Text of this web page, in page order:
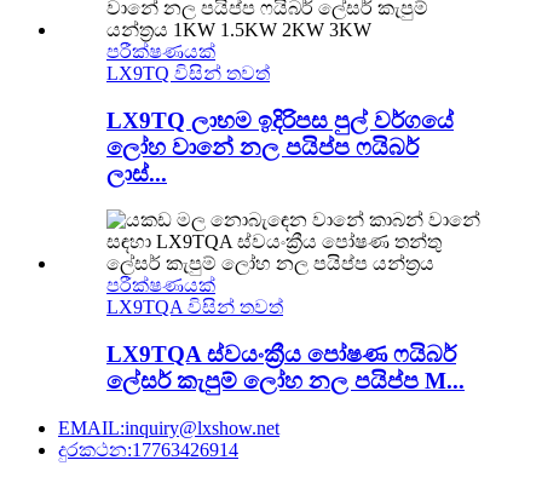
පරීක්ෂණයක්
LX9TQ විසින් තවත්
LX9TQ ලාභම ඉදිරිපස පුල් වර්ගයේ
ලෝහ වානේ නල පයිප්ප ෆයිබර්
ලාස්...
පරීක්ෂණයක්
LX9TQA විසින් තවත්
LX9TQA ස්වයංක්‍රීය පෝෂණ ෆයිබර්
ලේසර් කැපුම් ලෝහ නල පයිප්ප M...
EMAIL:inquiry@lxshow.net
දුරකථන:17763426914